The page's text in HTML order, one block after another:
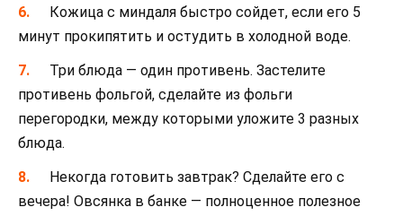
Кожица с миндаля быстро сойдет, если его 5
минут прокипятить и остудить в холодной воде.
Три блюда — один противень. Застелите
противень фольгой, сделайте из фольги
перегородки, между которыми уложите 3 разных
блюда.
Некогда готовить завтрак? Сделайте его с
вечера! Овсянка в банке — полноценное полезное